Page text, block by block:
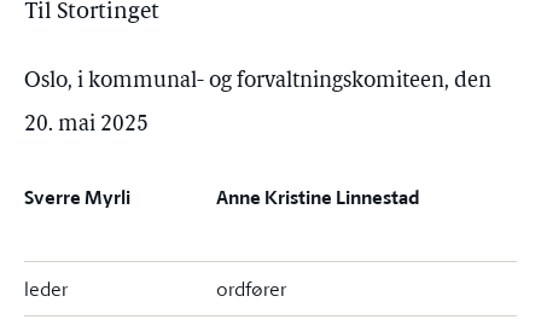
Til Stortinget
Oslo, i kommunal- og forvaltningskomiteen, den
20. mai 2025
Sverre Myrli Anne Kristine Linnestad
leder ordfører